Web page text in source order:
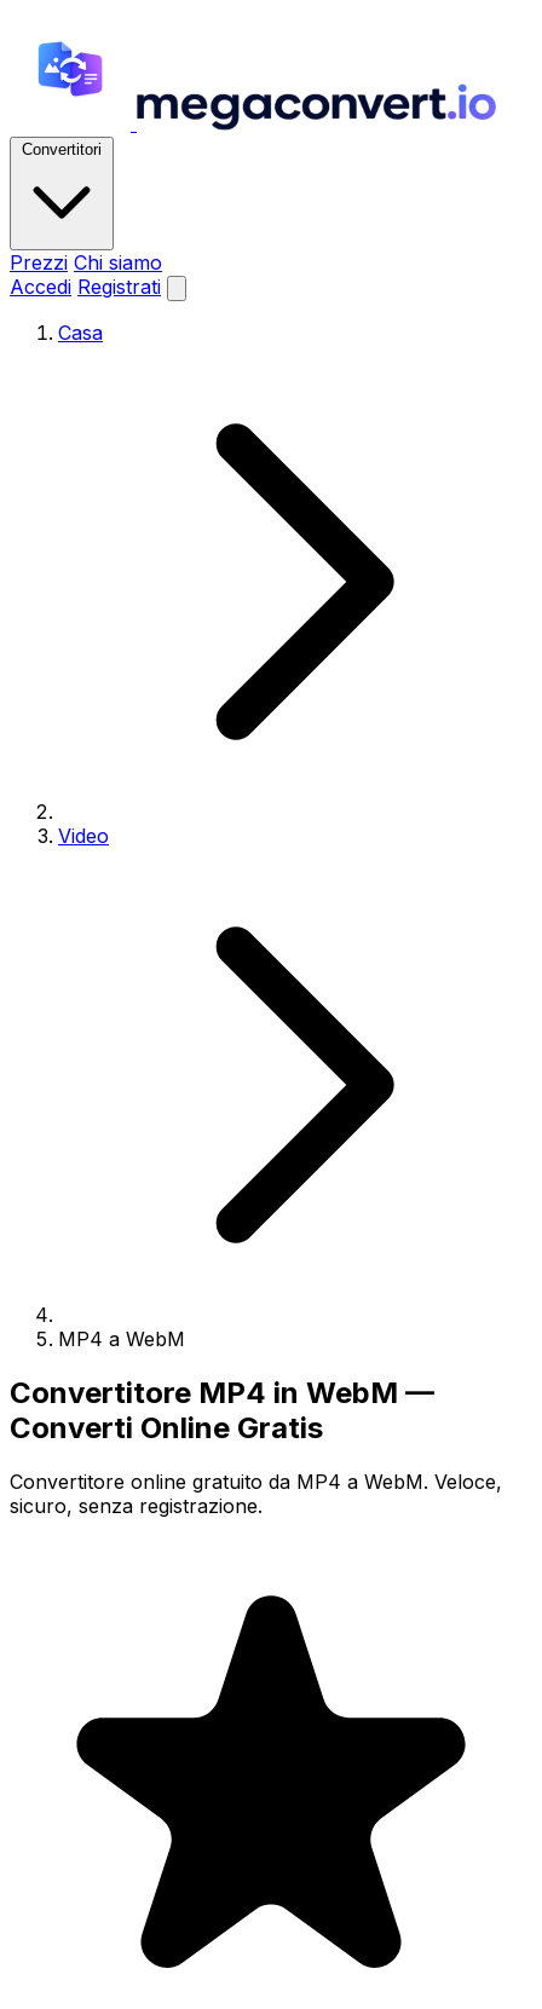
Convertitori
Prezzi Chi siamo
Accedi Registrati
Casa
Video
MP4 a WebM
Convertitore MP4 in WebM —
Converti Online Gratis
Convertitore online gratuito da MP4 a WebM. Veloce,
sicuro, senza registrazione.